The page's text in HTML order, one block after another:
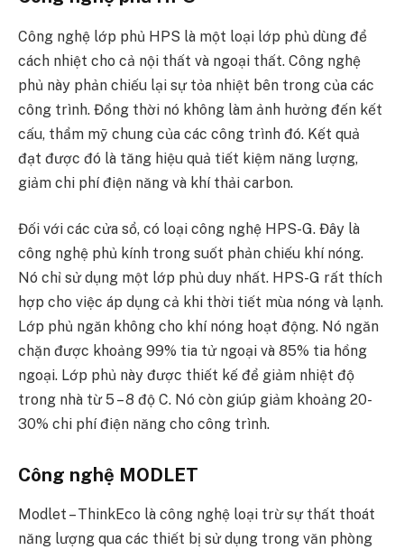
Công nghệ lớp phủ HPS là một loại lớp phủ dùng để
cách nhiệt cho cả nội thất và ngoại thất. Công nghệ
phủ này phản chiếu lại sự tỏa nhiệt bên trong của các
công trình. Đồng thời nó không làm ảnh hưởng đến kết
cấu, thẩm mỹ chung của các công trình đó. Kết quả
đạt được đó là tăng hiệu quả tiết kiệm năng lượng,
giảm chi phí điện năng và khí thải carbon.
Đối với các cửa sổ, có loại công nghệ HPS-G. Đây là
công nghệ phủ kính trong suốt phản chiếu khí nóng.
Nó chỉ sử dụng một lớp phủ duy nhất. HPS-G rất thích
hợp cho việc áp dụng cả khi thời tiết mùa nóng và lạnh.
Lớp phủ ngăn không cho khí nóng hoạt động. Nó ngăn
chặn được khoảng 99% tia tử ngoại và 85% tia hồng
ngoại. Lớp phủ này được thiết kế để giảm nhiệt độ
trong nhà từ 5 – 8 độ C. Nó còn giúp giảm khoảng 20-
30% chi phí điện năng cho công trình.
Công nghệ MODLET
Modlet – ThinkEco là công nghệ loại trừ sự thất thoát
năng lượng qua các thiết bị sử dụng trong văn phòng